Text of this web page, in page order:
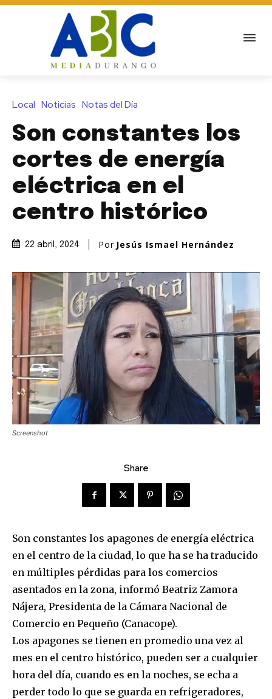
Local Noticias Notas del Día
Son constantes los
cortes de energía
eléctrica en el
centro histórico
22 abril, 2024 Por Jesús Ismael Hernández
Screenshot
Share
Son constantes los apagones de energía eléctrica
en el centro de la ciudad, lo que ha se ha traducido
en múltiples pérdidas para los comercios
asentados en la zona, informó Beatriz Zamora
Nájera, Presidenta de la Cámara Nacional de
Comercio en Pequeño (Canacope).
Los apagones se tienen en promedio una vez al
mes en el centro histórico, pueden ser a cualquier
hora del día, cuando es en la noches, se echa a
perder todo lo que se guarda en refrigeradores,